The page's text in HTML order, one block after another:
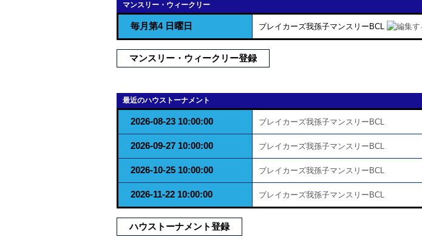
マンスリー・ウィークリー
毎月第4 日曜日 ブレイカーズ我孫子マンスリーBCL
マンスリー・ウィークリー登録
最近のハウストーナメント
2026-08-23 10:00:00 ブレイカーズ我孫子マンスリーBCL
2026-09-27 10:00:00 ブレイカーズ我孫子マンスリーBCL
2026-10-25 10:00:00 ブレイカーズ我孫子マンスリーBCL
2026-11-22 10:00:00 ブレイカーズ我孫子マンスリーBCL
ハウストーナメント登録